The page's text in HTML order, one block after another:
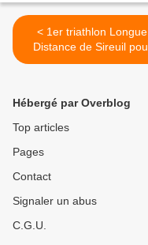
< 1er triathlon Longue
Distance de Sireuil pour
Christophe NOLLOT
Hébergé par Overblog
Top articles
Pages
Contact
Signaler un abus
C.G.U.